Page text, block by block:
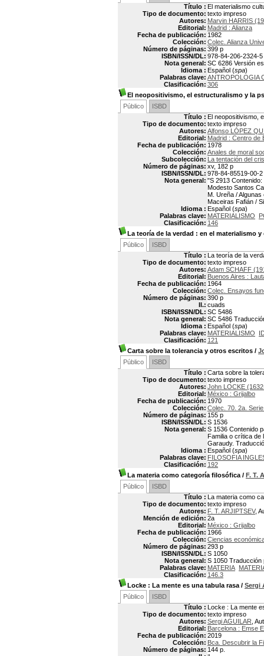
Título : El materialismo
Tipo de documento: texto impreso
Autores: Marvin HARRIS
Editorial: Madrid : Alianza
Fecha de publicación: 1982
Colección: Colec. Alianza
Número de páginas: 399 p
ISBN/ISSN/DL: 978-84-206-2324-5
Nota general: SC 6286 Versión
Idioma : Español (spa)
Palabras clave: ANTROPOLOGIA
Clasificación: 306
El neopositivismo, el estructuralismo y la
Público
ISBD
Título : El neopositivismo,
Tipo de documento: texto impreso
Autores: Alfonso LÓPEZ
Editorial: Madrid : Centro de
Fecha de publicación: 1978
Colección: Anales de moral
Subcolección: La tentación del
Número de páginas: xv, 182 p
ISBN/ISSN/DL: 978-84-85519-00-2
Nota general: "S 2913
Modesto Santos
M. Ureña /
Maceiras Fafián /
Idioma : Español (spa)
Palabras clave: MATERIALISMO
Clasificación: 146
La teoría de la verdad : en el materialismo y
Público
ISBD
Título : La teoría de la
Tipo de documento: texto impreso
Autores: Adam SCHAFF
Editorial: Buenos Aires :
Fecha de publicación: 1964
Colección: Colec. Ensayos
Número de páginas: 390 p
Il.: cuads
ISBN/ISSN/DL: SC 5486
Nota general: SC 5486
Idioma : Español (spa)
Palabras clave: MATERIALISMO
Clasificación: 121
Carta sobre la tolerancia y otros escritos /
Público
ISBD
Título : Carta sobre la
Tipo de documento: texto impreso
Autores: John LOCKE
Editorial: México : Grijalbo
Fecha de publicación: 1970
Colección: Colec. 70. 2a.
Número de páginas: 155 p
ISBN/ISSN/DL: S 1536
Nota general: S 1536 Contenido
Familia o crítica de
Garaudy.
Idioma : Español (spa)
Palabras clave: FILOSOFIA
Clasificación: 192
La materia como categoría filosófica / F. T.
Público
ISBD
Título : La materia como
Tipo de documento: texto impreso
Autores: F. T. ARJIPTSEV,
Mención de edición: 2a
Editorial: México : Grijalbo
Fecha de publicación: 1966
Colección: Ciencias
Número de páginas: 293 p
ISBN/ISSN/DL: S 1050
Nota general: S 1050 Traducción
Palabras clave: MATERIA
Clasificación: 146.3
Locke : La mente es una tabula rasa / Sergi
Público
ISBD
Título : Locke : La mente
Tipo de documento: texto impreso
Autores: Sergi AGUILAR ,
Editorial: Barcelona : Emse
Fecha de publicación: 2019
Colección: Bca. Descubrir la
Número de páginas: 144 p.